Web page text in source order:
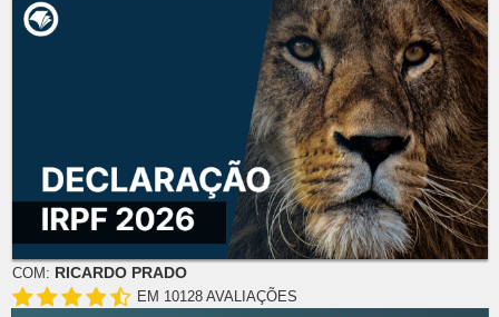
COM: RICARDO PRADO
EM 10128 AVALIAÇÕES